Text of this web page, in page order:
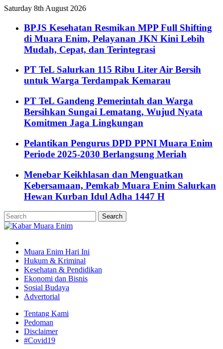
Saturday 8th August 2026
BPJS Kesehatan Resmikan MPP Full Shifting
di Muara Enim, Pelayanan JKN Kini Lebih
Mudah, Cepat, dan Terintegrasi
PT TeL Salurkan 115 Ribu Liter Air Bersih
untuk Warga Terdampak Kemarau
PT TeL Gandeng Pemerintah dan Warga
Bersihkan Sungai Lematang, Wujud Nyata
Komitmen Jaga Lingkungan
Pelantikan Pengurus DPD PPNI Muara Enim
Periode 2025-2030 Berlangsung Meriah
Menebar Keikhlasan dan Menguatkan
Kebersamaan, Pemkab Muara Enim Salurkan
Hewan Kurban Idul Adha 1447 H
Muara Enim Hari Ini
Hukum & Kriminal
Kesehatan & Pendidikan
Ekonomi dan Bisnis
Sosial Budaya
Advertorial
Tentang Kami
Pedoman
Disclaimer
#Covid19